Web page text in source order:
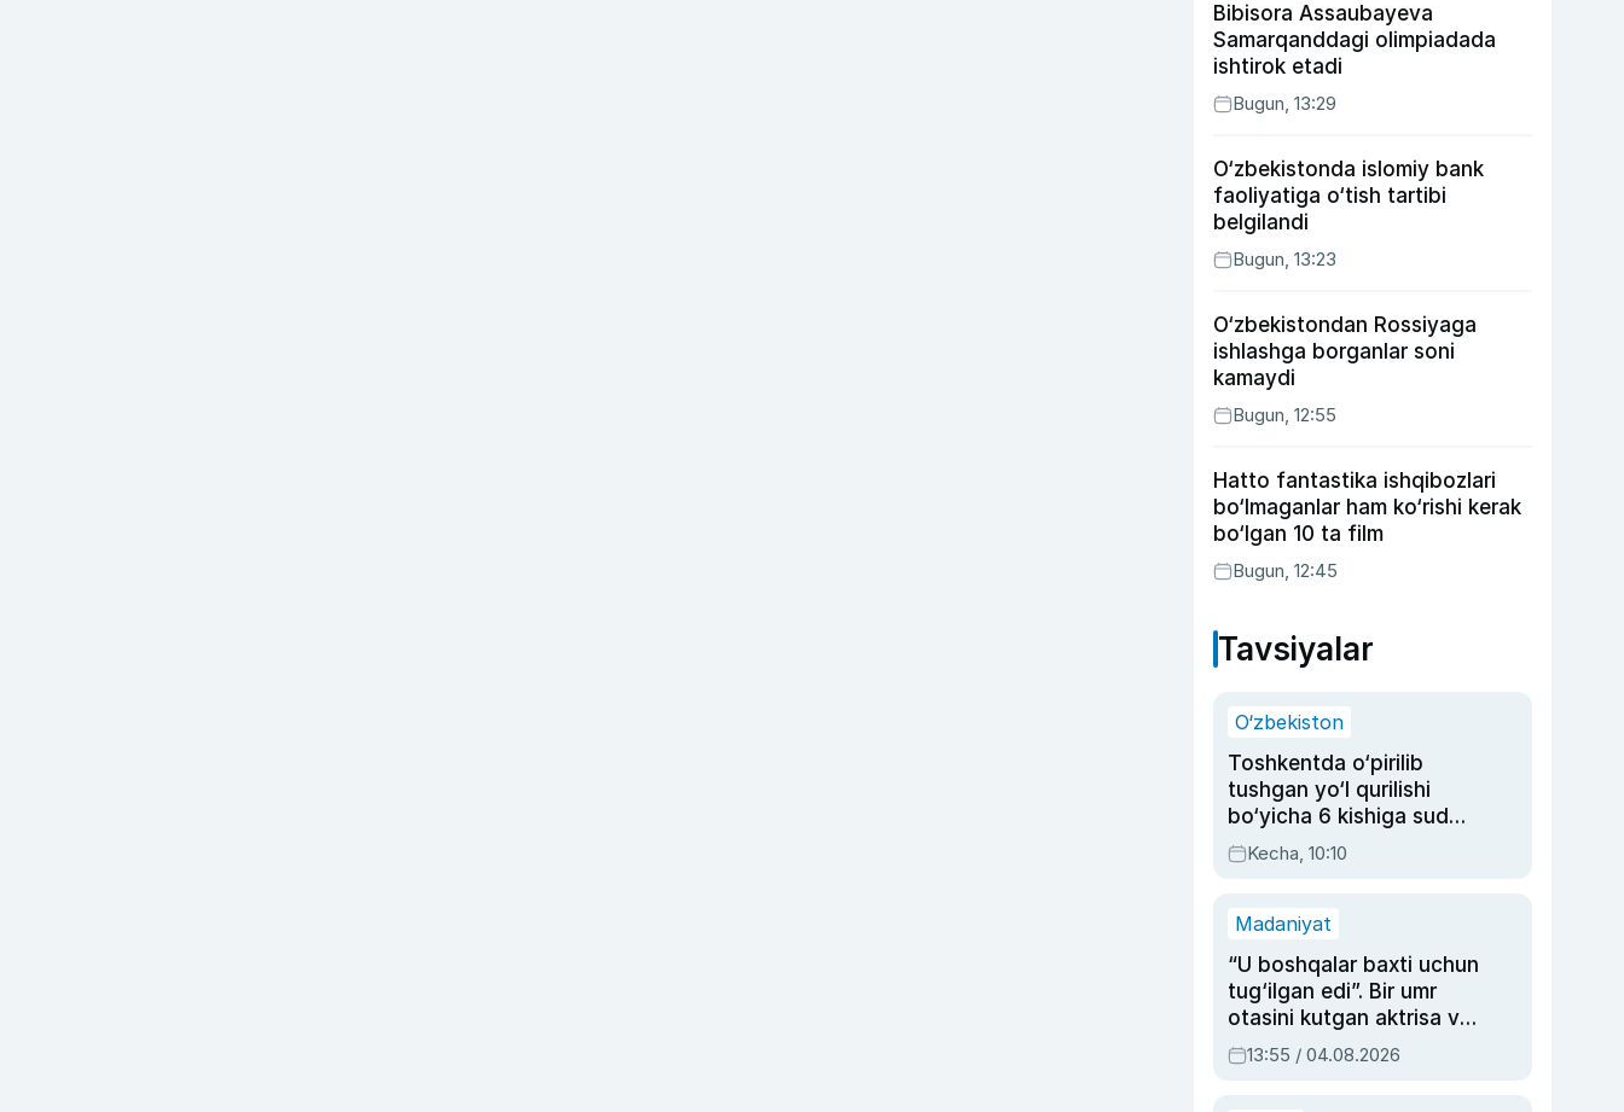
Bibisora Assaubayeva
Samarqanddagi olimpiadada
ishtirok etadi
Bugun, 13:29
O‘zbekistonda islomiy bank
faoliyatiga o‘tish tartibi
belgilandi
Bugun, 13:23
O‘zbekistondan Rossiyaga
ishlashga borganlar soni
kamaydi
Bugun, 12:55
Hatto fantastika ishqibozlari
bo‘lmaganlar ham ko‘rishi kerak
bo‘lgan 10 ta film
Bugun, 12:45
Tavsiyalar
O‘zbekiston
Toshkentda o‘pirilib
tushgan yo‘l qurilishi
bo‘yicha 6 kishiga sud
hukmi o‘qildi
Kecha, 10:10
Madaniyat
“U boshqalar baxti uchun
tug‘ilgan edi”. Bir umr
otasini kutgan aktrisa va
dublyaj ustasi Rimma
Ahmedovaning
13:55 / 04.08.2026